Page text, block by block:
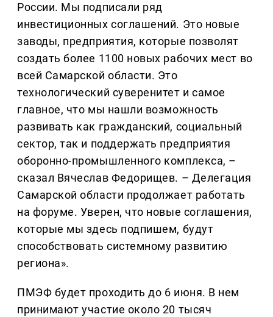
России. Мы подписали ряд
инвестиционных соглашений. Это новые
заводы, предприятия, которые позволят
создать более 1100 новых рабочих мест во
всей Самарской области. Это
технологический суверенитет и самое
главное, что мы нашли возможность
развивать как гражданский, социальный
сектор, так и поддержать предприятия
оборонно-промышленного комплекса, –
сказал Вячеслав Федорищев. – Делегация
Самарской области продолжает работать
на форуме. Уверен, что новые соглашения,
которые мы здесь подпишем, будут
способствовать системному развитию
региона».
ПМЭФ будет проходить до 6 июня. В нем
принимают участие около 20 тысяч